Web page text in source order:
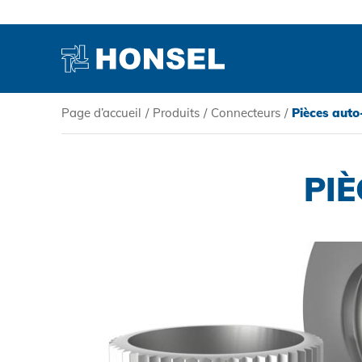
PRODUITS
Page d’accueil / Produits / Connecteurs / Pièces